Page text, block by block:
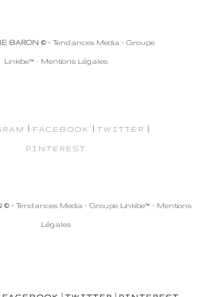
BARON © -Tendances Media - Groupe
Linkibe™ - Mentions Légales
| FACEBOOK | TWITTER |
PINTEREST
© -Tendances Media - Groupe Linkibe™ - Mentions
Légales